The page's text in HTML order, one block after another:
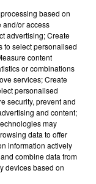
un
F).
de prêt-à-
l’accueil, le conseil
développement du
based on
and/or access
advertising; Create
to select personalised
content
or combinations
services; Create
personalised
security, prevent and
and content;
may
data to offer
information actively
combine data from
devices based on